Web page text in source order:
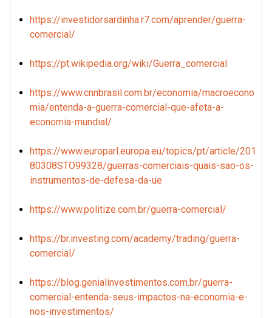
https://investidorsardinha.r7.com/aprender/guerra-
comercial/
https://pt.wikipedia.org/wiki/Guerra_comercial
https://www.cnnbrasil.com.br/economia/macroecono
mia/entenda-a-guerra-comercial-que-afeta-a-
economia-mundial/
https://www.europarl.europa.eu/topics/pt/article/201
80308STO99328/guerras-comerciais-quais-sao-os-
instrumentos-de-defesa-da-ue
https://www.politize.com.br/guerra-comercial/
https://br.investing.com/academy/trading/guerra-
comercial/
https://blog.genialinvestimentos.com.br/guerra-
comercial-entenda-seus-impactos-na-economia-e-
nos-investimentos/